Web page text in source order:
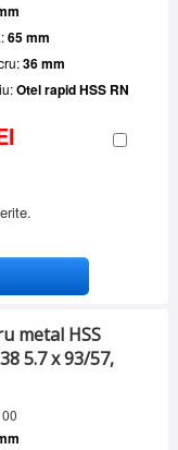
65 mm
36 mm
Otel rapid HSS RN
metal HSS
5.7 x 93/57,